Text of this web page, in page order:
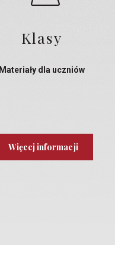
Klasy
Materiały dla uczniów
Więcej informacji